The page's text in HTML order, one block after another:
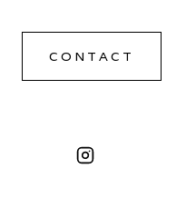
CONTACT